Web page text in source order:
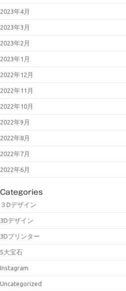
2023年4月
2023年3月
2023年2月
2023年1月
2022年12月
2022年11月
2022年10月
2022年9月
2022年8月
2022年7月
2022年6月
Categories
３Dデザイン
3Dデザイン
3Dプリンター
5大宝石
Instagram
Uncategorized